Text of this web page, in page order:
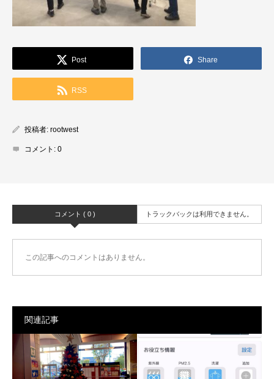
Post Share
RSS
投稿者: rootwest
コメント: 0
コメント ( 0 ) トラックバックは利用できません。
この記事へのコメントはありません。
関連記事